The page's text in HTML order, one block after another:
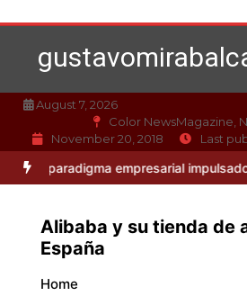
to
content
August 7, 2026
Color NewsMagazine,
November 20, 2018
Last
empresarial impulsado por
Alibaba y su tienda de
España
Home